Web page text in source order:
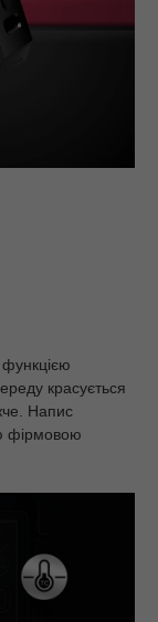
красується
Напис
фірмовою